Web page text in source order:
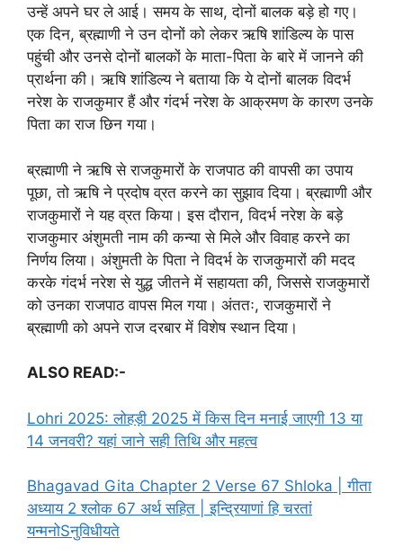
उन्हें अपने घर ले आई। समय के साथ, दोनों बालक बड़े हो गए।
एक दिन, ब्रह्माणी ने उन दोनों को लेकर ऋषि शांडिल्य के पास
पहुंची और उनसे दोनों बालकों के माता-पिता के बारे में जानने की
प्रार्थना की। ऋषि शांडिल्य ने बताया कि ये दोनों बालक विदर्भ
नरेश के राजकुमार हैं और गंदर्भ नरेश के आक्रमण के कारण उनके
पिता का राज छिन गया।
ब्रह्माणी ने ऋषि से राजकुमारों के राजपाठ की वापसी का उपाय
पूछा, तो ऋषि ने प्रदोष व्रत करने का सुझाव दिया। ब्रह्माणी और
राजकुमारों ने यह व्रत किया। इस दौरान, विदर्भ नरेश के बड़े
राजकुमार अंशुमती नाम की कन्या से मिले और विवाह करने का
निर्णय लिया। अंशुमती के पिता ने विदर्भ के राजकुमारों की मदद
करके गंदर्भ नरेश से युद्ध जीतने में सहायता की, जिससे राजकुमारों
को उनका राजपाठ वापस मिल गया। अंततः, राजकुमारों ने
ब्रह्माणी को अपने राज दरबार में विशेष स्थान दिया।
ALSO READ:-
Lohri 2025: लोहड़ी 2025 में किस दिन मनाई जाएगी 13 या
14 जनवरी? यहां जाने सही तिथि और महत्व
Bhagavad Gita Chapter 2 Verse 67 Shloka | गीता
अध्याय 2 श्लोक 67 अर्थ सहित | इन्द्रियाणां हि चरतां
यन्मनोSनुविधीयते